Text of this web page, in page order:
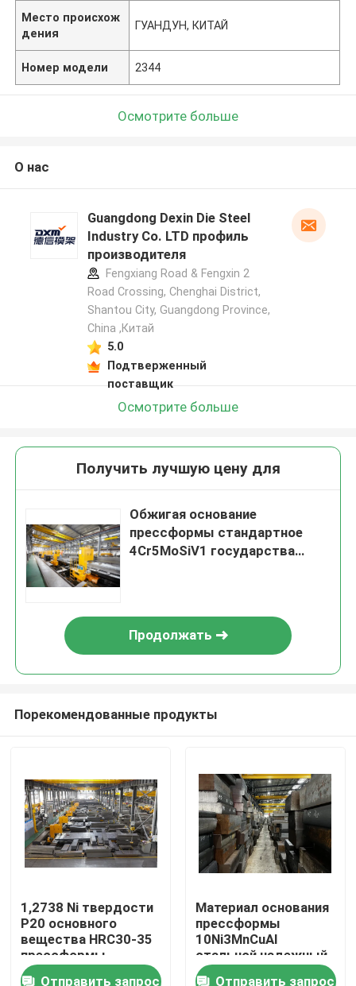
Продукция
Ролики
Место происхож
дения
ГУАНДУН, КИТАЙ
Номер модели 2344
Осмотрите больше
О нас
Guangdong Dexin Die Steel
Industry Co. LTD профиль
производителя
Fengxiang Road & Fengxin 2
Road Crossing, Chenghai District,
Shantou City, Guangdong Province,
China ,Китай
5.0
Подтверженный
поставщик
Осмотрите больше
Получить лучшую цену для
Обжигая основание
прессформы стандартное
4Cr5MoSiV1 государства
Продолжать
Порекомендованные продукты
1,2738 Ni твердости
P20 основного
вещества HRC30-35
прессформы
впрыски
Отправить запрос
Материал основания
прессформы
10Ni3MnCuAl
стальной надежный
для прессформ
Отправить запрос